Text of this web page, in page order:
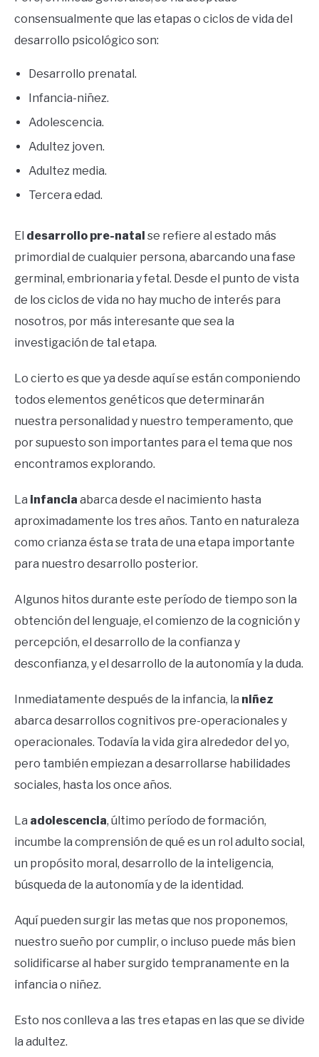
consensualmente que las etapas o ciclos de vida del
desarrollo psicológico son:
Desarrollo prenatal.
Infancia-niñez.
Adolescencia.
Adultez joven.
Adultez media.
Tercera edad.
El desarrollo pre-natal se refiere al estado más
primordial de cualquier persona, abarcando una fase
germinal, embrionaria y fetal. Desde el punto de vista
de los ciclos de vida no hay mucho de interés para
nosotros, por más interesante que sea la
investigación de tal etapa.
Lo cierto es que ya desde aquí se están componiendo
todos elementos genéticos que determinarán
nuestra personalidad y nuestro temperamento, que
por supuesto son importantes para el tema que nos
encontramos explorando.
La infancia abarca desde el nacimiento hasta
aproximadamente los tres años. Tanto en naturaleza
como crianza ésta se trata de una etapa importante
para nuestro desarrollo posterior.
Algunos hitos durante este período de tiempo son la
obtención del lenguaje, el comienzo de la cognición y
percepción, el desarrollo de la confianza y
desconfianza, y el desarrollo de la autonomía y la duda.
Inmediatamente después de la infancia, la niñez
abarca desarrollos cognitivos pre-operacionales y
operacionales. Todavía la vida gira alrededor del yo,
pero también empiezan a desarrollarse habilidades
sociales, hasta los once años.
La adolescencia, último período de formación,
incumbe la comprensión de qué es un rol adulto social,
un propósito moral, desarrollo de la inteligencia,
búsqueda de la autonomía y de la identidad.
Aquí pueden surgir las metas que nos proponemos,
nuestro sueño por cumplir, o incluso puede más bien
solidificarse al haber surgido tempranamente en la
infancia o niñez.
Esto nos conlleva a las tres etapas en las que se divide
la adultez.